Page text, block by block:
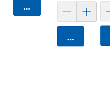
카트에 담기
카트에 담기